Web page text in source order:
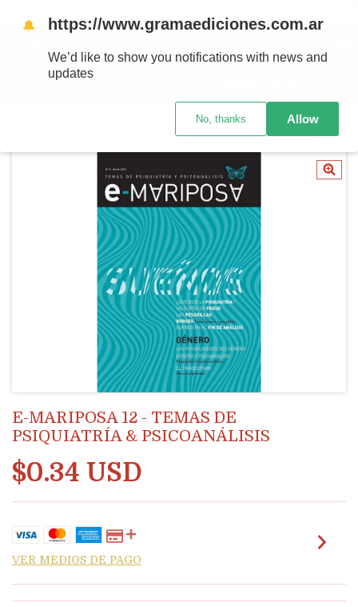
Psiquiatría y Psicoanálisis /
e-Mariposa 12 - Temas de Psiquiatría & Psicoanálisis
E-MARIPOSA 12 - TEMAS DE
PSIQUIATRÍA & PSICOANÁLISIS
$0.34 USD
VER MEDIOS DE PAGO
🔔 https://www.gramaediciones.com.ar
We’d like to show you notifications with news and
updates
No, thanks Allow